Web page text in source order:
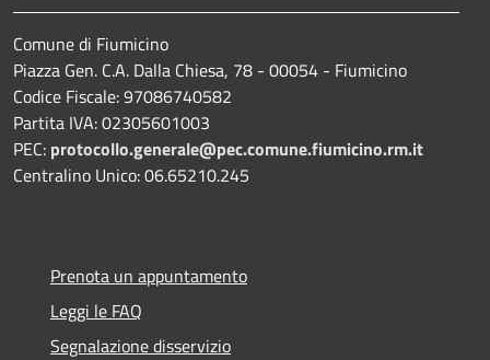
Comune di Fiumicino
Piazza Gen. C.A. Dalla Chiesa, 78 - 00054 - Fiumicino
Codice Fiscale: 97086740582
Partita IVA: 02305601003
PEC: protocollo.generale@pec.comune.fiumicino.rm.it
Centralino Unico: 06.65210.245
Prenota un appuntamento
Leggi le FAQ
Segnalazione disservizio